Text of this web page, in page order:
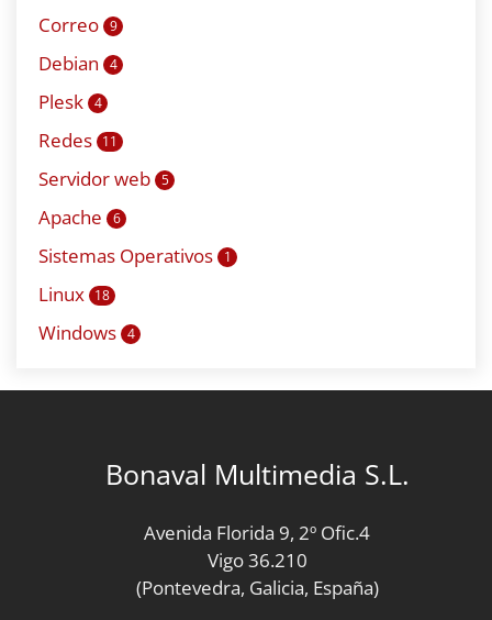
Correo 9
Debian 4
Plesk 4
Redes 11
Servidor web 5
Apache 6
Sistemas Operativos 1
Linux 18
Windows 4
Bonaval Multimedia S.L.
Avenida Florida 9, 2º Ofic.4
Vigo 36.210
(Pontevedra, Galicia, España)